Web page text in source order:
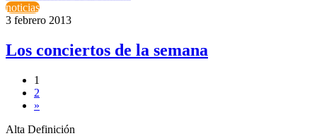
noticias
3 febrero 2013
Los conciertos de la semana
1
2
»
Alta Definición